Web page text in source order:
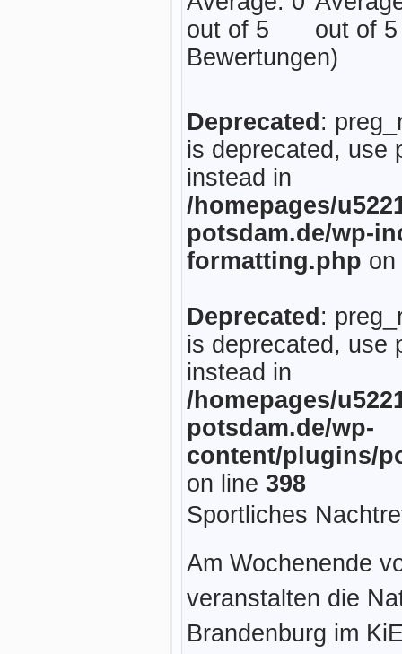
Bewertungen)
Deprecated :
is deprecated, use
instead in
/homepages/
potsdam.de/wp-
formatting.php
Deprecated :
is deprecated, use
instead in
/homepages/
potsdam.de/wp-
content/plugins/
on line 398
Sportliches
Am Wochenende
veranstalten die
Brandenburg im